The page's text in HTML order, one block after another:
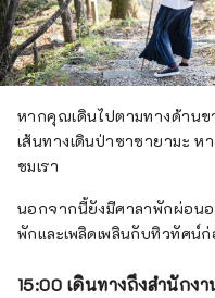
หากคุณเดินไปตามทางด้าน
เส้นทางเดินป่าซาซายามะ ห
ชมเรา
นอกจากนี้ยังมีศาลาพักผ่อน
พักและเพลิดเพลินกับทิวทัศน์
15:00 เดินทางถึงสำนักง